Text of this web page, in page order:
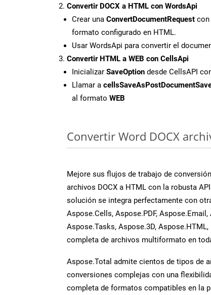
Convertir DOCX a HTML con WordsApi
Crear una ConvertDocumentRequest con
formato configurado en HTML.
Usar WordsApi para convertir el
Convertir HTML a WEB con CellsApi
Inicializar SaveOption desde CellsAPI
Llamar a
al formato WEB
Convertir Word DOCX
Mejore sus flujos de trabajo de
archivos DOCX a HTML con la robusta
solución se integra perfectamente con
Aspose.Cells, Aspose.PDF,
Aspose.Tasks, Aspose.3D,
completa de archivos multiformato en
Aspose.Total admite cientos de tipos de
conversiones complejas con una
completa de formatos compatibles en la